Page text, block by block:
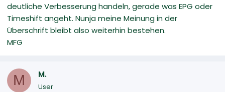
deutliche Verbesserung handeln, gerade was EPG oder
Timeshift angeht. Nunja meine Meinung in der
Überschrift bleibt also weiterhin bestehen.
MFG
M M.
User